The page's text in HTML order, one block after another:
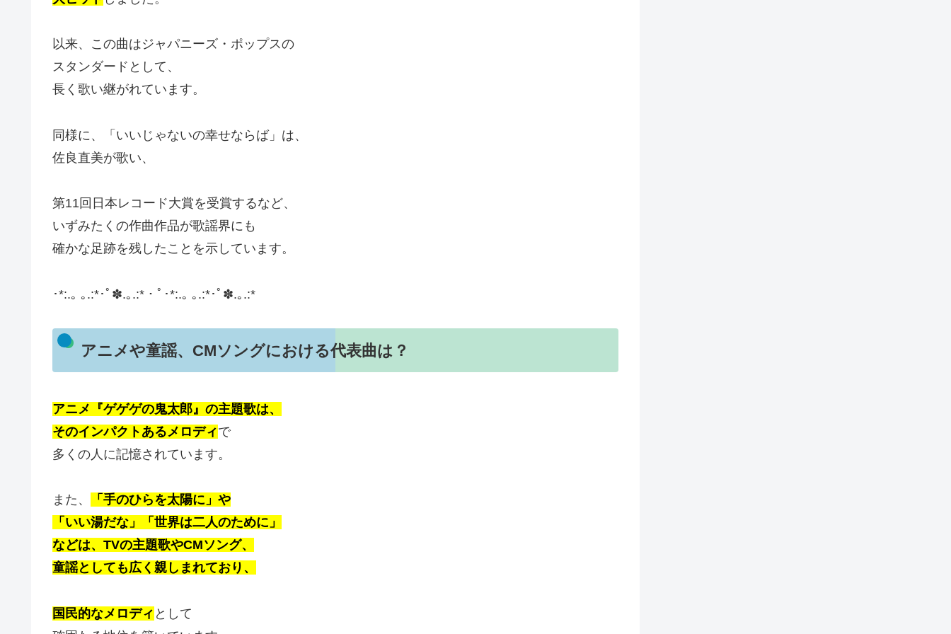
以来、この曲はジャパニーズ・ポップスの
スタンダードとして、
長く歌い継がれています。
同様に、「いいじゃないの幸せならば」は、
佐良直美が歌い、
第11回日本レコード大賞を受賞するなど、
いずみたくの作曲作品が歌謡界にも
確かな足跡を残したことを示しています。
･*:.｡ ｡.:*･ﾟ✽.｡.:*・ﾟ･*:.｡ ｡.:*･ﾟ✽.｡.:*
アニメや童謡、CMソングにおける代表曲は？
アニメ『ゲゲゲの鬼太郎』の主題歌は、
そのインパクトあるメロディで
多くの人に記憶されています。
また、
「手のひらを太陽に」や
「いい湯だな」「世界は二人のために」
などは、TVの主題歌やCMソング、
童謡としても広く親しまれており、
国民的なメロディ として